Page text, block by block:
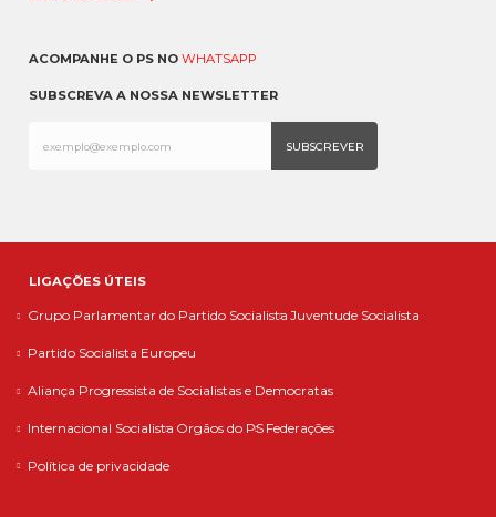
ACOMPANHE O PS NO WHATSAPP
SUBSCREVA A NOSSA NEWSLETTER
LIGAÇÕES ÚTEIS
Grupo Parlamentar do Partido Socialista Juventude Socialista
Partido Socialista Europeu
Aliança Progressista de Socialistas e Democratas
Internacional Socialista Orgãos do PS Federações
Política de privacidade